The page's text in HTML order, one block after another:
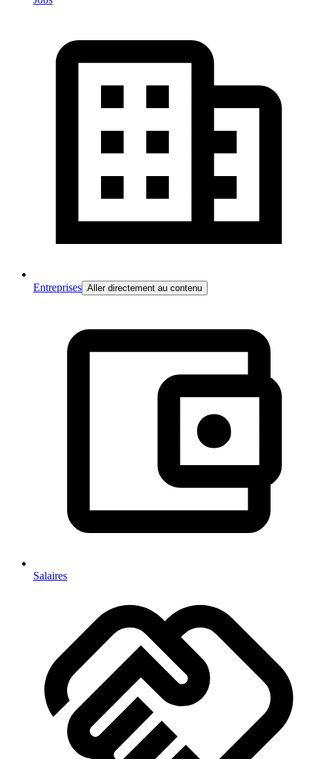
Entreprises Aller directement au contenu
Salaires